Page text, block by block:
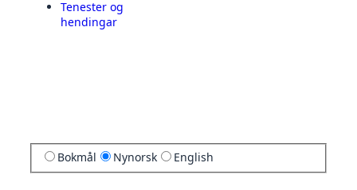
Tenester og
hendingar
Bokmål Nynorsk English